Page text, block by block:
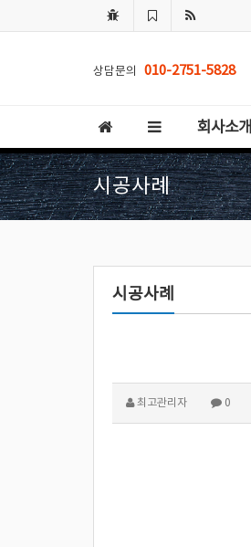
상담문의 010-2751-5828
회사소개
시공사례
시공사례
최고관리자 0